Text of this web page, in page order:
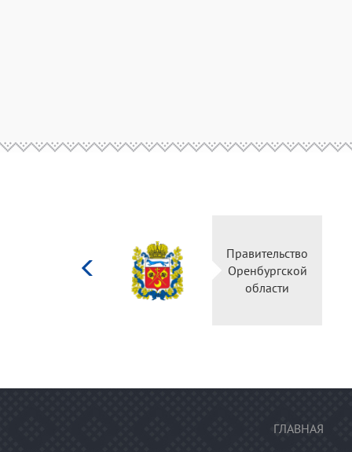
культуры
Российской
Правительство
Оренбургской
области
ГЛАВНАЯ